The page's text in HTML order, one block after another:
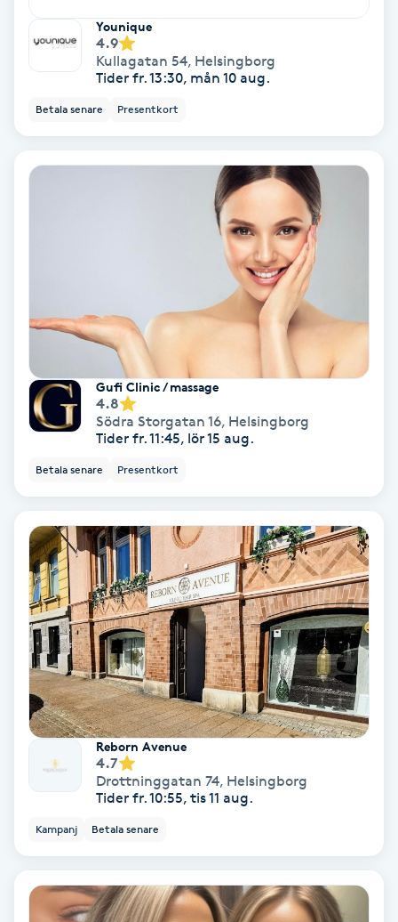
Fransförlängning Volym
Fransk manikyr
Frekvensterapi
Frisör
Funktionsanalys
Färgning
Föning
Gel naglar
Gelenaglar
Gellack
Gellack med förstärkning
Gravidmassage
Gravidyoga
Gua Sha-massage
Younique
4.9
Kullagatan 54, Helsingborg
Tider fr. 13:30, mån 10 aug.
Betala senare Presentkort
Gufi Clinic / massage
4.8
Södra Storgatan 16, Helsingborg
Tider fr. 11:45, lör 15 aug.
Betala senare Presentkort
Reborn Avenue
4.7
Drottninggatan 74, Helsingborg
Tider fr. 10:55, tis 11 aug.
Kampanj Betala senare